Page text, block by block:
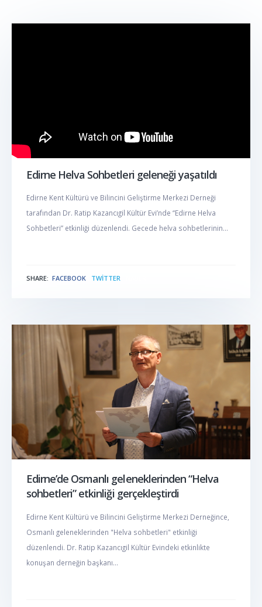
Edirne Helva Sohbetleri geleneği yaşatıldı
Edirne Kent Kültürü ve Bilincini Geliştirme Merkezi Derneği
tarafından Dr. Ratip Kazancıgil Kültür Evi’nde “Edirne Helva
Sohbetleri” etkinliği düzenlendi. Gecede helva sohbetlerinin...
SHARE: FACEBOOK TWITTER
Edirne’de Osmanlı geleneklerinden “Helva
sohbetleri” etkinliği gerçekleştirdi
Edirne Kent Kültürü ve Bilincini Geliştirme Merkezi Derneğince,
Osmanlı geleneklerinden "Helva sohbetleri" etkinliği
düzenlendi. Dr. Ratip Kazancıgil Kültür Evindeki etkinlikte
konuşan derneğin başkanı...